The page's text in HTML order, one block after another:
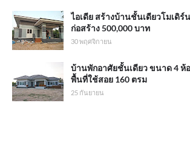
ไอเดีย สร้างบ้านชั้นเดียวโมเดิร์
ก่อสร้าง 500,000 บาท
30 พฤศจิกายน
บ้านพักอาศัยชั้นเดียว ขนาด 4 ห้
พื้นที่ใช้สอย 160 ตรม
25 กันยายน